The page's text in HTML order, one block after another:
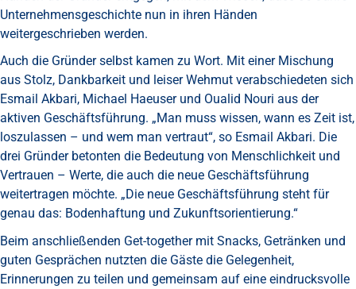
Unternehmensgeschichte nun in ihren Händen
weitergeschrieben werden.
Auch die Gründer selbst kamen zu Wort. Mit einer Mischung
aus Stolz, Dankbarkeit und leiser Wehmut verabschiedeten sich
Esmail Akbari, Michael Haeuser und Oualid Nouri aus der
aktiven Geschäftsführung. „Man muss wissen, wann es Zeit ist,
loszulassen – und wem man vertraut“, so Esmail Akbari. Die
drei Gründer betonten die Bedeutung von Menschlichkeit und
Vertrauen – Werte, die auch die neue Geschäftsführung
weitertragen möchte. „Die neue Geschäftsführung steht für
genau das: Bodenhaftung und Zukunftsorientierung.“
Beim anschließenden Get-together mit Snacks, Getränken und
guten Gesprächen nutzten die Gäste die Gelegenheit,
Erinnerungen zu teilen und gemeinsam auf eine eindrucksvolle